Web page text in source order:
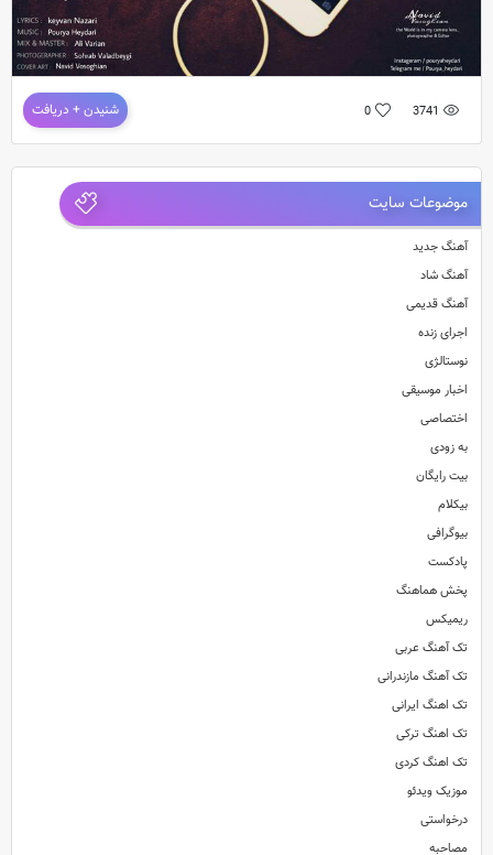
شعر : کیــوان نظری / آهنگ : پوریا
3741
0 شنیدن + دریافت
موضوعات سایت
آهنگ جدید
آهنگ شاد
آهنگ قدیمی
اجرای زنده
نوستالژی
اخبار موسیقی
اختصاصی
به زودی
بیت رایگان
بیکلام
بیوگرافی
پادکست
پخش هماهنگ
ریمیکس
تک آهنگ عربی
تک آهنگ مازندرانی
تک اهنگ ایرانی
تک اهنگ ترکی
تک اهنگ کردی
موزیک ویدئو
درخواستی
مصاحبه